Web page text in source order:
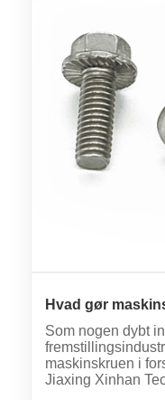
Hvad gør
fremstilling?
Som nogen dybt
maskinskruen i
Jiaxing Xinhan